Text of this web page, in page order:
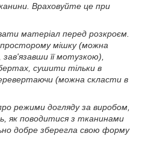
Враховуйте це при
матеріал перед розкроєм.
мішку (можна
її мотузкою),
сушити тільки в
(можна скласти в
режими догляду за виробом,
як поводитися з тканинами
добре зберегла свою форму